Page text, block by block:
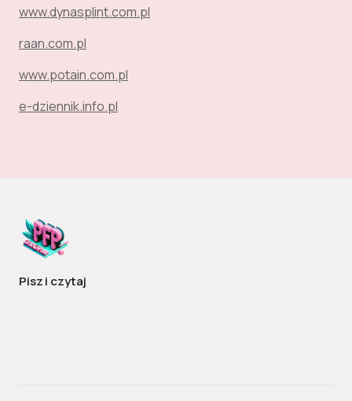
www.dynasplint.com.pl
raan.com.pl
www.potain.com.pl
e-dziennik.info.pl
Pisz i czytaj